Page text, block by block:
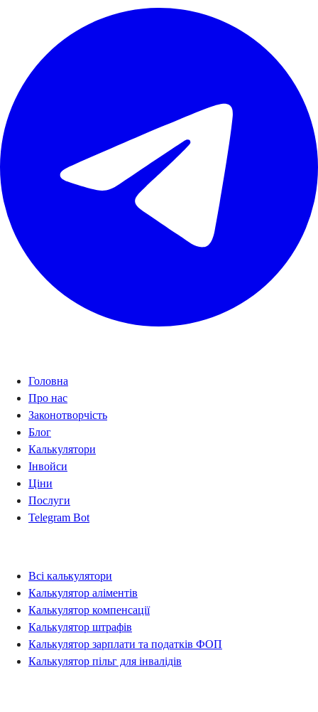
Головна
Про нас
Законотворчість
Блог
Калькулятори
Інвойси
Ціни
Послуги
Telegram Bot
Всі калькулятори
Калькулятор аліментів
Калькулятор компенсації
Калькулятор штрафів
Калькулятор зарплати та податків ФОП
Калькулятор пільг для інвалідів